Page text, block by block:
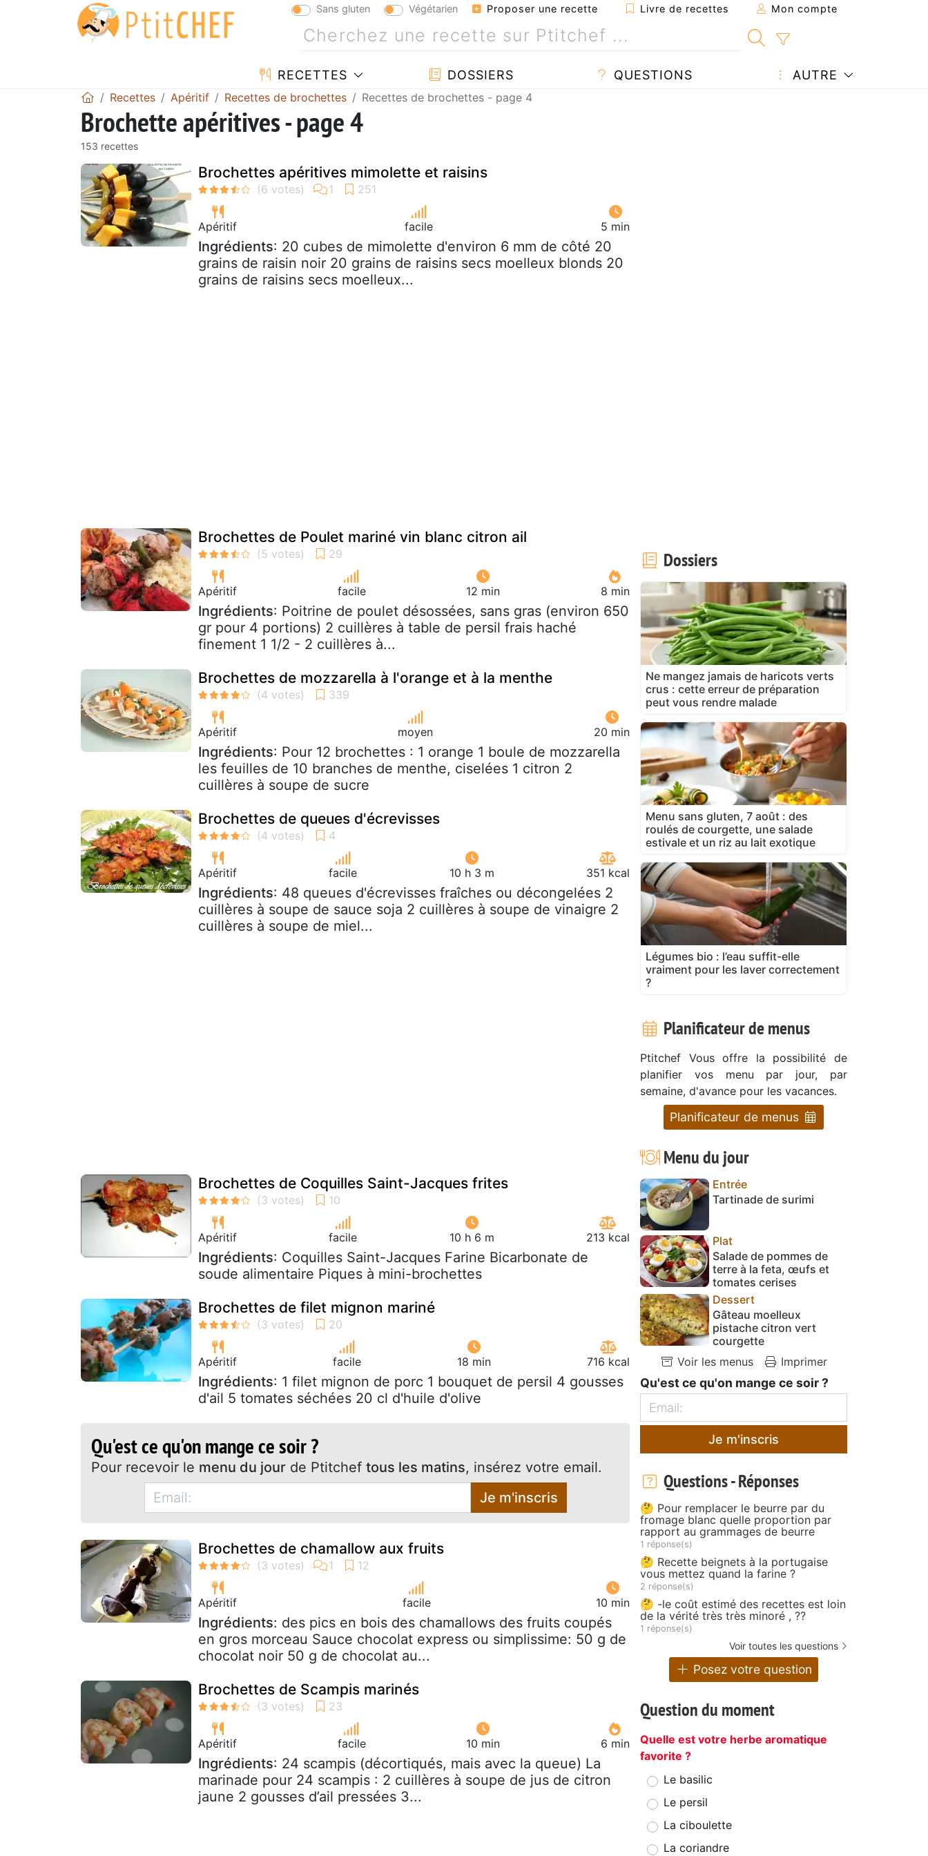
Sans gluten Végétarien Proposer une recette Livre de recettes Mon compte
RECETTES DOSSIERS QUESTIONS AUTRE
Recettes Apéritif Recettes de brochettes Recettes de brochettes - page 4
Brochette apéritives - page 4
153 recettes
Brochettes apéritives mimolette et raisins
Apéritif facile 5 min
Ingrédients: 20 cubes de mimolette d'environ 6 mm de côté 20
grains de raisin noir 20 grains de raisins secs moelleux blonds 20
grains de raisins secs moelleux...
Brochettes de Poulet mariné vin blanc citron ail
Apéritif facile 12 min 8 min
Ingrédients: Poitrine de poulet désossées, sans gras (environ 650
gr pour 4 portions) 2 cuillères à table de persil frais haché
finement 1 1/2 - 2 cuillères à...
Brochettes de mozzarella à l'orange et à la menthe
Apéritif moyen 20 min
Ingrédients: Pour 12 brochettes : 1 orange 1 boule de mozzarella
les feuilles de 10 branches de menthe, ciselées 1 citron 2
cuillères à soupe de sucre
Brochettes de queues d'écrevisses
Apéritif facile 10 h 3 m 351 kcal
Ingrédients: 48 queues d'écrevisses fraîches ou décongelées 2
cuillères à soupe de sauce soja 2 cuillères à soupe de vinaigre 2
cuillères à soupe de miel...
Brochettes de Coquilles Saint-Jacques frites
Apéritif facile 10 h 6 m 213 kcal
Ingrédients: Coquilles Saint-Jacques Farine Bicarbonate de
soude alimentaire Piques à mini-brochettes
Brochettes de filet mignon mariné
Apéritif facile 18 min 716 kcal
Ingrédients: 1 filet mignon de porc 1 bouquet de persil 4 gousses
d'ail 5 tomates séchées 20 cl d'huile d'olive
Qu'est ce qu'on mange ce soir ?
Pour recevoir le menu du jour de Ptitchef tous les matins, insérez votre email.
Je m'inscris
Brochettes de chamallow aux fruits
Apéritif facile 10 min
Ingrédients: des pics en bois des chamallows des fruits coupés
en gros morceau Sauce chocolat express ou simplissime: 50 g de
chocolat noir 50 g de chocolat au...
Brochettes de Scampis marinés
Apéritif facile 10 min 6 min
Ingrédients: 24 scampis (décortiqués, mais avec la queue) La
marinade pour 24 scampis : 2 cuillères à soupe de jus de citron
jaune 2 gousses d’ail pressées 3...
Dossiers
Ne mangez jamais de haricots verts
crus : cette erreur de préparation
peut vous rendre malade
Menu sans gluten, 7 août : des
roulés de courgette, une salade
estivale et un riz au lait exotique
Légumes bio : l’eau suffit-elle
vraiment pour les laver correctement
?
Planificateur de menus
Ptitchef Vous offre la possibilité de
planifier vos menu par jour, par
semaine, d'avance pour les vacances.
Planificateur de menus
Menu du jour
Entrée
Tartinade de surimi
Plat
Salade de pommes de
terre à la feta, œufs et
tomates cerises
Dessert
Gâteau moelleux
pistache citron vert
courgette
Voir les menus
Imprimer
Qu'est ce qu'on mange ce soir ?
Je m'inscris
Questions - Réponses
🤔 Pour remplacer le beurre par du
fromage blanc quelle proportion par
rapport au grammages de beurre
1 réponse(s)
🤔 Recette beignets à la portugaise
vous mettez quand la farine ?
2 réponse(s)
🤔 -le coût estimé des recettes est loin
de la vérité très très minoré , ??
1 réponse(s)
Voir toutes les questions
Posez votre question
Question du moment
Quelle est votre herbe aromatique
favorite ?
Le basilic
Le persil
La ciboulette
La coriandre